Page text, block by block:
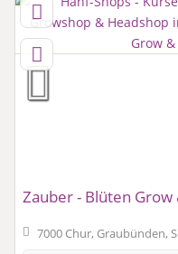
Zauber - Blüten
7000 Chur, Graubünden,